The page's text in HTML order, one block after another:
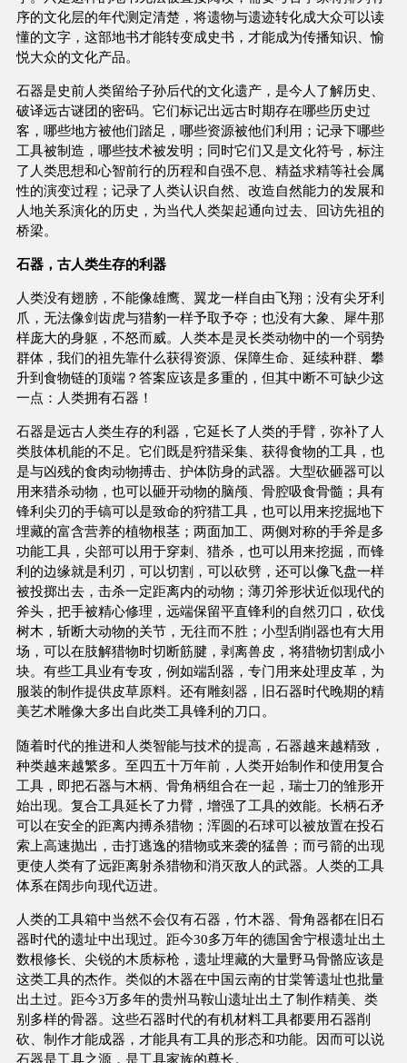
序的文化层的年代测定清楚，将遗物与遗迹转化成大众可以读
懂的文字，这部地书才能转变成史书，才能成为传播知识、愉
悦大众的文化产品。
石器是史前人类留给子孙后代的文化遗产，是今人了解历史、
破译远古谜团的密码。它们标记出远古时期存在哪些历史过
客，哪些地方被他们踏足，哪些资源被他们利用；记录下哪些
工具被制造，哪些技术被发明；同时它们又是文化符号，标注
了人类思想和心智前行的历程和自强不息、精益求精等社会属
性的演变过程；记录了人类认识自然、改造自然能力的发展和
人地关系演化的历史，为当代人类架起通向过去、回访先祖的
桥梁。
石器，古人类生存的利器
人类没有翅膀，不能像雄鹰、翼龙一样自由飞翔；没有尖牙利
爪，无法像剑齿虎与猎豹一样予取予夺；也没有大象、犀牛那
样庞大的身躯，不怒而威。人类本是灵长类动物中的一个弱势
群体，我们的祖先靠什么获得资源、保障生命、延续种群、攀
升到食物链的顶端？答案应该是多重的，但其中断不可缺少这
一点：人类拥有石器！
石器是远古人类生存的利器，它延长了人类的手臂，弥补了人
类肢体机能的不足。它们既是狩猎采集、获得食物的工具，也
是与凶残的食肉动物搏击、护体防身的武器。大型砍砸器可以
用来猎杀动物，也可以砸开动物的脑颅、骨腔吸食骨髓；具有
锋利尖刃的手镐可以是致命的狩猎工具，也可以用来挖掘地下
埋藏的富含营养的植物根茎；两面加工、两侧对称的手斧是多
功能工具，尖部可以用于穿刺、猎杀，也可以用来挖掘，而锋
利的边缘就是利刃，可以切割，可以砍劈，还可以像飞盘一样
被投掷出去，击杀一定距离内的动物；薄刃斧形状近似现代的
斧头，把手被精心修理，远端保留平直锋利的自然刃口，砍伐
树木，斩断大动物的关节，无往而不胜；小型刮削器也有大用
场，可以在肢解猎物时切断筋腱，剥离兽皮，将猎物切割成小
块。有些工具业有专攻，例如端刮器，专门用来处理皮革，为
服装的制作提供皮草原料。还有雕刻器，旧石器时代晚期的精
美艺术雕像大多出自此类工具锋利的刀口。
随着时代的推进和人类智能与技术的提高，石器越来越精致，
种类越来越繁多。至四五十万年前，人类开始制作和使用复合
工具，即把石器与木柄、骨角柄组合在一起，瑞士刀的雏形开
始出现。复合工具延长了力臂，增强了工具的效能。长柄石矛
可以在安全的距离内搏杀猎物；浑圆的石球可以被放置在投石
索上高速抛出，击打逃逸的猎物或来袭的猛兽；而弓箭的出现
更使人类有了远距离射杀猎物和消灭敌人的武器。人类的工具
体系在阔步向现代迈进。
人类的工具箱中当然不会仅有石器，竹木器、骨角器都在旧石
器时代的遗址中出现过。距今30多万年的德国舍宁根遗址出土
数根修长、尖锐的木质标枪，遗址埋藏的大量野马骨骼应该是
这类工具的杰作。类似的木器在中国云南的甘棠箐遗址也批量
出土过。距今3万多年的贵州马鞍山遗址出土了制作精美、类
别多样的骨器。这些石器时代的有机材料工具都要用石器削
砍、制作才能成器，才能具有工具的形态和功能。因而可以说
石器是工具之源，是工具家族的尊长。